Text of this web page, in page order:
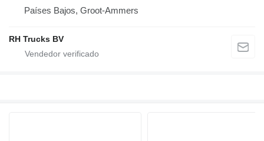
Países Bajos, Groot-Ammers
RH Trucks BV